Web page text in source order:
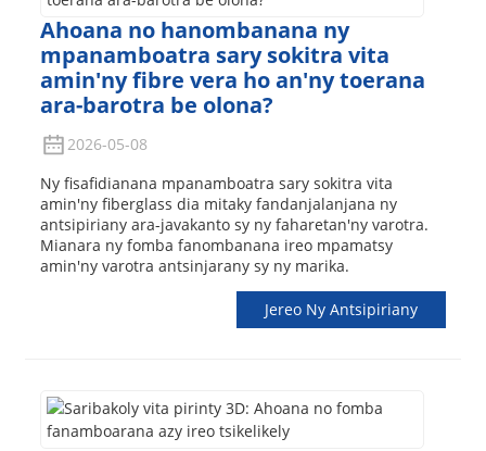
Ahoana no hanombanana ny
mpanamboatra sary sokitra vita
amin'ny fibre vera ho an'ny toerana
ara-barotra be olona?
2026-05-08
Ny fisafidianana mpanamboatra sary sokitra vita
amin'ny fiberglass dia mitaky fandanjalanjana ny
antsipiriany ara-javakanto sy ny faharetan'ny varotra.
Mianara ny fomba fanombanana ireo mpamatsy
amin'ny varotra antsinjarany sy ny marika.
Jereo Ny Antsipiriany